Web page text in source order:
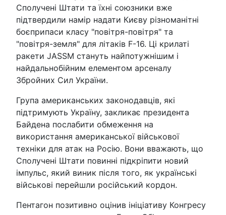
Сполучені Штати та їхні союзники вже
підтвердили намір надати Києву різноманітні
боєприпаси класу "повітря-повітря" та
"повітря-земля" для літаків F-16. Ці крилаті
ракети JASSM стануть найпотужнішим і
найдальнобійним елементом арсеналу
Збройних Сил України.
Група американських законодавців, які
підтримують Україну, закликає президента
Байдена послабити обмеження на
використання американської військової
техніки для атак на Росію. Вони вважають, що
Сполучені Штати повинні підкріпити новий
імпульс, який виник після того, як українські
військові перейшли російський кордон.
Пентагон позитивно оцінив ініціативу Конгресу